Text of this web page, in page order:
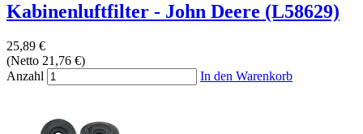
Kabinenluftfilter - John Deere (L58629)
25,89 €
(Netto 21,76 €)
Anzahl
In den Warenkorb